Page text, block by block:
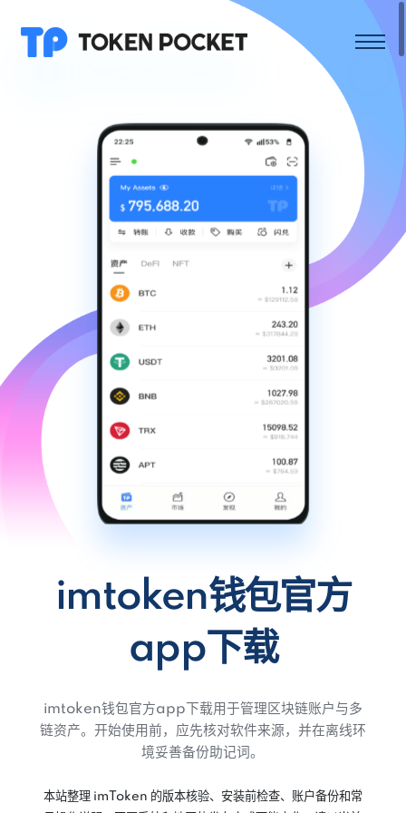
imtoken钱包官方
app下载
imtoken钱包官方app下载用于管理区块链账户与多
链资产。开始使用前，应先核对软件来源，并在离线环
境妥善备份助记词。
本站整理 imToken 的版本核验、安装前检查、账户备份和常